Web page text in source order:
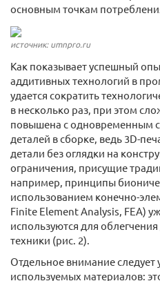
основным точкам
источник: umnpro.ru
Как показывает успешный
аддитивных технологий в
удается сократить
в несколько раз, при этом
повышена с одновременным
деталей в сборке, ведь 3D-
детали без оглядки на
ограничения, присущие
например, принципы
использованием конечно-
Finite Element Analysis, FEA)
используются для
техники (рис. 2).
Отдельное внимание следует
используемых материалов: